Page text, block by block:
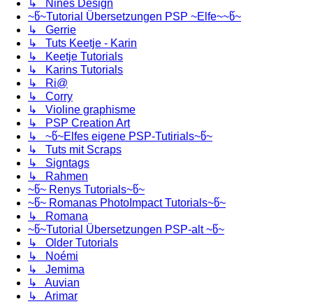
↳ Nines Design
~წ~Tutorial Übersetzungen PSP ~Elfe~~წ~
↳ Gerrie
↳ Tuts Keetje - Karin
↳ Keetje Tutorials
↳ Karins Tutorials
↳ Ri@
↳ Corry
↳ Violine graphisme
↳ PSP Creation Art
↳ ~წ~Elfes eigene PSP-Tutirials~წ~
↳ Tuts mit Scraps
↳ Signtags
↳ Rahmen
~წ~ Renys Tutorials~წ~
~წ~ Romanas PhotoImpact Tutorials~წ~
↳ Romana
~წ~Tutorial Übersetzungen PSP-alt ~წ~
↳ Older Tutorials
↳ Noémi
↳ Jemima
↳ Auvian
↳ Arimar